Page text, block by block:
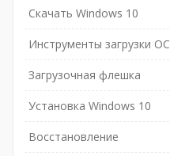
Скачать Windows 10
Инструменты загрузки ОС
Загрузочная флешка
Установка Windows 10
Восстановление